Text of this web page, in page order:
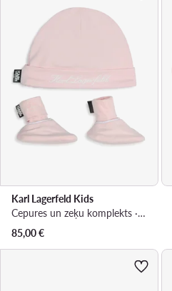
Karl Lagerfeld Kids
Cepures un zeķu komplekts · Rozā
85,00€